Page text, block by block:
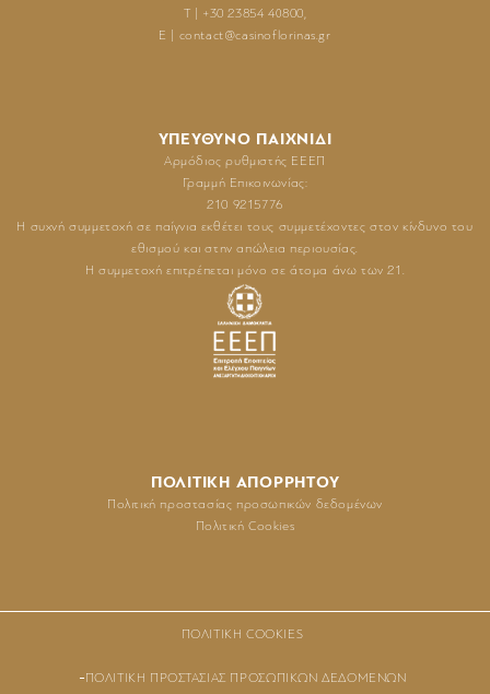
T | +30 23854 40800,
E | contact@casinoflorinas.gr
ΠΟΛΙΤΙΚΗ ΑΠΟΡΡΗΤΟΥ
Πολιτική προστασίας προσωπικών δεδομένων
Πολιτική Cookies
ΥΠΕΥΘΥΝΟ ΠΑΙΧΝΙΔΙ
Αρμόδιος ρυθμιστής ΕΕΕΠ
Γραμμή Επικοινωνίας:
210 9215776
Η συχνή συμμετοχή σε παίγνια εκθέτει τους συμμετέχοντες στον κίνδυνο του
εθισμού και στην απώλεια περιουσίας.
Η συμμετοχή επιτρέπεται μόνο σε άτομα άνω των 21.
ΠΟΛΙΤΙΚΉ COOKIES
ΠΟΛΙΤΙΚΉ ΠΡΟΣΤΑΣΊΑΣ ΠΡΟΣΩΠΙΚΏΝ ΔΕΔΟΜΈΝΩΝ